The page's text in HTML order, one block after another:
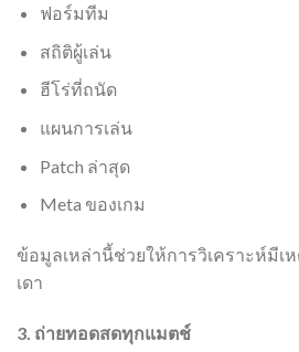
ฟอร์มทีม
สถิติผู้เล่น
ฮีโร่ที่ถนัด
แผนการเล่น
Patch ล่าสุด
Meta ของเกม
ข้อมูลเหล่านี้ช่วยให้การวิเคราะห์มีเ
เดา
3. ถ่ายทอดสดทุกแมตช์